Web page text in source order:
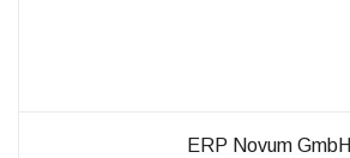
ERP Novum GmbH